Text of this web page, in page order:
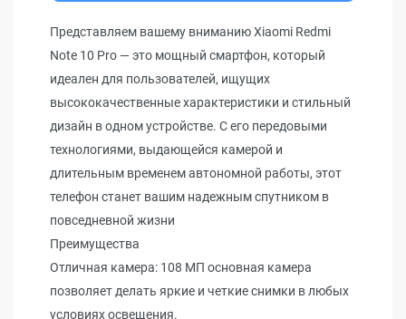
Представляем вашему вниманию Xiaomi Redmi
Note 10 Pro — это мощный смартфон, который
идеален для пользователей, ищущих
высококачественные характеристики и стильный
дизайн в одном устройстве. С его передовыми
технологиями, выдающейся камерой и
длительным временем автономной работы, этот
телефон станет вашим надежным спутником в
повседневной жизни
Преимущества
Отличная камера: 108 МП основная камера
позволяет делать яркие и четкие снимки в любых
условиях освещения.